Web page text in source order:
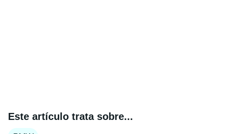
Este artículo trata sobre...